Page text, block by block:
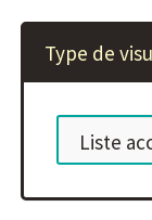
Type de